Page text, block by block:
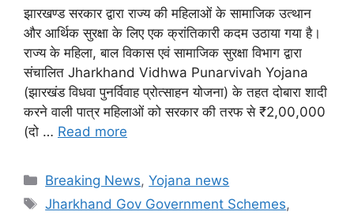
झारखण्ड सरकार द्वारा राज्य की महिलाओं के सामाजिक उत्थान
और आर्थिक सुरक्षा के लिए एक क्रांतिकारी कदम उठाया गया है।
राज्य के महिला, बाल विकास एवं सामाजिक सुरक्षा विभाग द्वारा
संचालित Jharkhand Vidhwa Punarvivah Yojana
(झारखंड विधवा पुनर्विवाह प्रोत्साहन योजना) के तहत दोबारा शादी
करने वाली पात्र महिलाओं को सरकार की तरफ से ₹2,00,000
(दो … Read more
Categories
Breaking News,Yojana news
Tags
Jharkhand Gov Government Schemes,